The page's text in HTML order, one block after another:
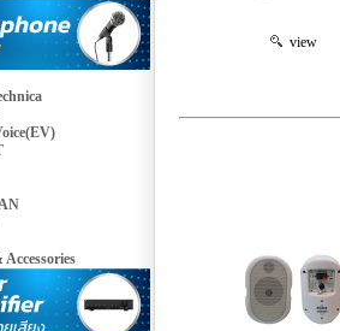
view